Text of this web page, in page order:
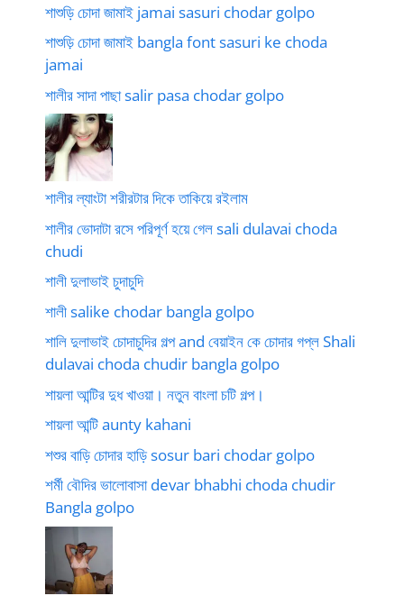
শাশুড়ি চোদা জামাই jamai sasuri chodar golpo
শাশুড়ি চোদা জামাই bangla font sasuri ke choda
jamai
শালীর সাদা পাছা salir pasa chodar golpo
শালীর ল্যাংটা শরীরটার দিকে তাকিয়ে রইলাম
শালীর ভোদাটা রসে পরিপূর্ণ হয়ে গেল sali dulavai choda
chudi
শালী দুলাভাই চুদাচুদি
শালী salike chodar bangla golpo
শালি দুলাভাই চোদাচুদির গল্প and বেয়াইন কে চোদার গপ্ল Shali
dulavai choda chudir bangla golpo
শায়লা আন্টির দুধ খাওয়া। নতুন বাংলা চটি গল্প।
শায়লা আন্টি aunty kahani
শশুর বাড়ি চোদার হাড়ি sosur bari chodar golpo
শর্মী বৌদির ভালোবাসা devar bhabhi choda chudir
Bangla golpo